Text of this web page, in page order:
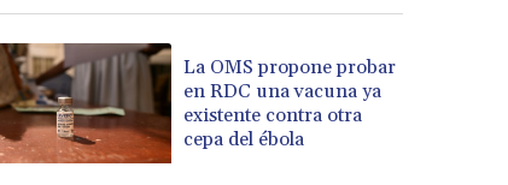
La OMS propone probar
en RDC una vacuna ya
existente contra otra
cepa del ébola